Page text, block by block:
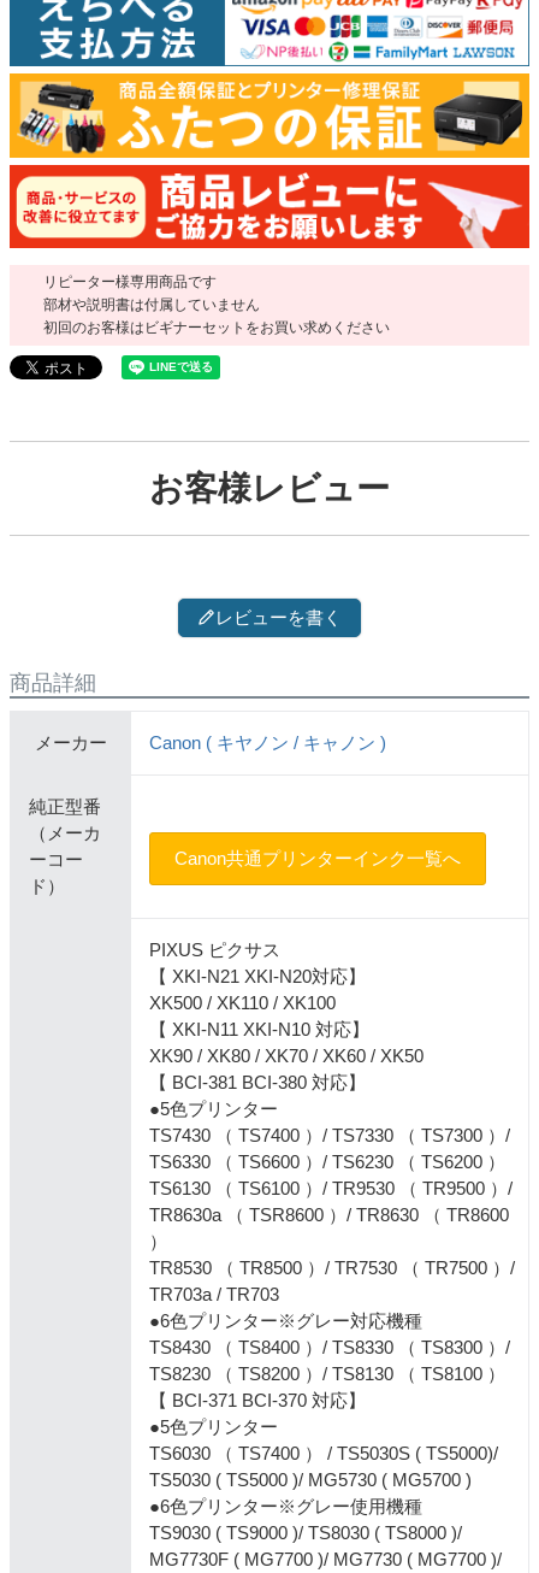
リピーター様専用商品です
部材や説明書は付属していません
初回のお客様はビギナーセットをお買い求めください
お客様レビュー
レビューを書く
商品詳細
メーカー Canon ( キヤノン / キャノン )
純正型番
（メーカ
ーコー
ド）
Canon共通プリンターインク一覧へ
PIXUS ピクサス
【 XKI-N21 XKI-N20対応】
XK500 / XK110 / XK100
【 XKI-N11 XKI-N10 対応】
XK90 / XK80 / XK70 / XK60 / XK50
【 BCI-381 BCI-380 対応】
●5色プリンター
TS7430 （ TS7400 ）/ TS7330 （ TS7300 ）/
TS6330 （ TS6600 ）/ TS6230 （ TS6200 ）
TS6130 （ TS6100 ）/ TR9530 （ TR9500 ）/
TR8630a （ TSR8600 ）/ TR8630 （ TR8600
）
TR8530 （ TR8500 ）/ TR7530 （ TR7500 ）/
TR703a / TR703
●6色プリンター※グレー対応機種
TS8430 （ TS8400 ）/ TS8330 （ TS8300 ）/
TS8230 （ TS8200 ）/ TS8130 （ TS8100 ）
【 BCI-371 BCI-370 対応】
●5色プリンター
TS6030 （ TS7400 ） / TS5030S ( TS5000)/
TS5030 ( TS5000 )/ MG5730 ( MG5700 )
●6色プリンター※グレー使用機種
TS9030 ( TS9000 )/ TS8030 ( TS8000 )/
MG7730F ( MG7700 )/ MG7730 ( MG7700 )/